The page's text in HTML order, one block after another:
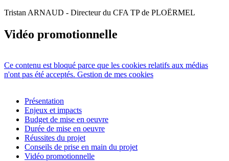
Tristan ARNAUD - Directeur du CFA TP de PLOËRMEL
Vidéo promotionnelle
Ce contenu est bloqué parce que les cookies relatifs aux médias
n'ont pas été acceptés. Gestion de mes cookies
Présentation
Enjeux et impacts
Budget de mise en oeuvre
Durée de mise en oeuvre
Réussites du projet
Conseils de prise en main du projet
Vidéo promotionnelle